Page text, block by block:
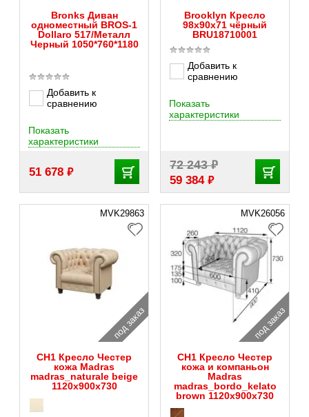
Bronks Диван
одноместный BROS-1
Dollaro 517/Металл
Черный 1050*760*1180
Добавить к
сравнению
51 678 ₽
Показать
характеристики
Brooklyn Кресло
98x90x71 чёрный
BRU18710001
Добавить к
сравнению
72 243₽
59 384 ₽
Показать
характеристики
MVK29863
под заказ
CH1 Кресло Честер
кожа Madras
madras_naturale beige
1120х900х730
MVK26056
под заказ
CH1 Кресло Честер
кожа и компаньон
Madras
madras_bordo_kelato
brown 1120х900х730